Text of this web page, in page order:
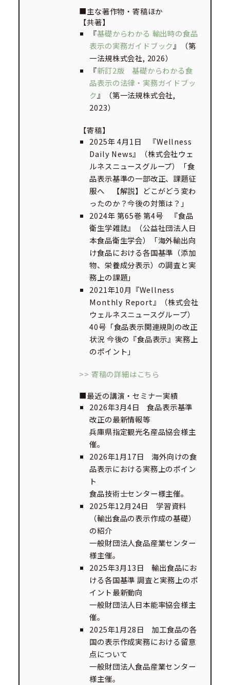
■主な著作物・寄稿ほか
【共著】
『基礎からわかる 輸出時の食品
表示の実務ガイドブック 』（第
一法規株式会社, 2026）
『新訂2版 基礎からわかる食
品表示の法律・実務ガイドブッ
ク 』（第一法規株式会社,
2023）
【寄稿】
2025年 4月1日 『Wellness
Daily News』（株式会社ウェ
ルネスニュースグループ）「食
品表示基準の一部改正、課題征
服へ 【解説】どこがどう変わ
ったのか？今後の対策は？」
2024年 第65巻 第4号 『食品
衛生学雑誌』（公益社団法人日
本食品衛生学会）「海外輸出向
け食品における各国基準（添加
物、栄養成分表示）の調査と実
務上の課題」
2021年10月『Wellness
Monthly Report』（株式会社
ウェルネスニュースグループ）
40号「食品表示関連規則の改正
状況 今後の『食品表示』実務上
のポイント」
>> 寄稿の詳細はこちら
■最近の講演・セミナー実績
2026年3月4日 食品表示基準
改正の最新情報等
兵庫県指定観光名産品協会様主
催。
2026年1月17日 海外向けの食
品表示における実務上のポイン
ト
食品技術士センター様主催。
2025年12月24日 学習資料
（輸出食品の表示作成の基礎）
の紹介
一般財団法人食品産業センター
様主催。
2025年3月13日 輸出食品にお
ける各国基準 調査と実務上のポ
イント最新動向
一般財団法人日本能率協会様主
催。
2025年1月28日 加工食品の各
国の表示作成実務における留意
点について
一般財団法人食品産業センター
様主催。